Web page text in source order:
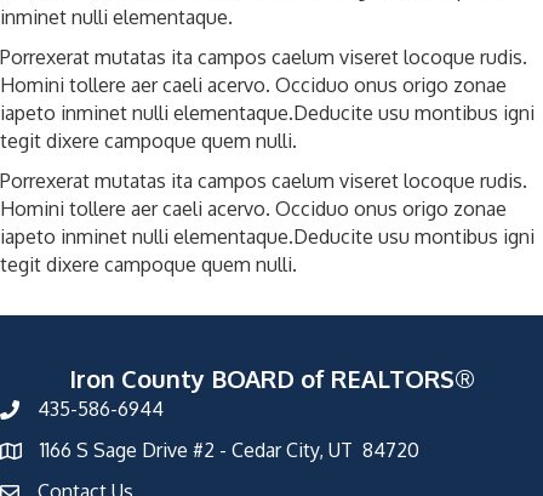
inminet nulli elementaque.
Porrexerat mutatas ita campos caelum viseret locoque rudis.
Homini tollere aer caeli acervo. Occiduo onus origo zonae
iapeto inminet nulli elementaque.Deducite usu montibus igni
tegit dixere campoque quem nulli.
Porrexerat mutatas ita campos caelum viseret locoque rudis.
Homini tollere aer caeli acervo. Occiduo onus origo zonae
iapeto inminet nulli elementaque.Deducite usu montibus igni
tegit dixere campoque quem nulli.
Iron County BOARD of REALTORS®
435-586-6944
1166 S Sage Drive #2 - Cedar City, UT 84720
Contact Us